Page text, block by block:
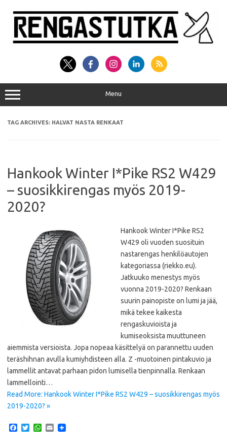
content
Menu
TAG ARCHIVES: HALVAT NASTA RENKAAT
Hankook Winter I*Pike RS2 W429
– suosikkirengas myös 2019-
2020?
Hankook Winter I*Pike RS2
W429 oli vuoden suosituin
nastarengas henkilöautojen
kategoriassa (riekko.eu).
Jatkuuko menestys myös
vuonna 2019-2020? Renkaan
suurin painopiste on lumi ja jää,
mikä tekee kaikesta
rengaskuvioista ja
kumiseoksista muuttuneen
aiemmista versioista. Jopa nopeaa käsittelyä on parannettu uuden
teräshihnan avulla kumiyhdisteen alla. Z -muotoinen pintakuvio ja
lammellit antavat parhaan pidon lumisella tienpinnalla. Renkaan
lammellointi…
Read More: Hankook Winter I*Pike RS2 W429 – suosikkirengas myös
2019-2020? »
T
W
E